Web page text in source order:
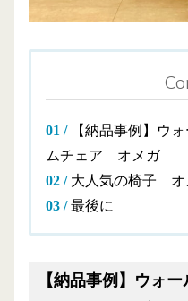
【納品事例】ウ
ムチェア オメガ
大人気の椅子 オ
最後に
【納品事例】ウォ